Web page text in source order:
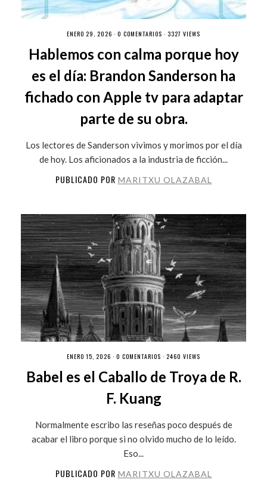
ENERO 29, 2026 · 0 COMENTARIOS · 3327 VIEWS
Hablemos con calma porque hoy
es el día: Brandon Sanderson ha
fichado con Apple tv para adaptar
parte de su obra.
Los lectores de Sanderson vivimos y morimos por el día
de hoy. Los aficionados a la industria de ficción...
PUBLICADO POR MARITXU OLAZABAL
ENERO 15, 2026 · 0 COMENTARIOS · 2460 VIEWS
Babel es el Caballo de Troya de R.
F. Kuang
Normalmente escribo las reseñas poco después de
acabar el libro porque si no olvido mucho de lo leído.
Eso...
PUBLICADO POR MARITXU OLAZABAL